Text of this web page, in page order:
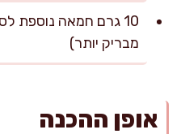
10 גרם חמאה נוספת
מבריק יותר)
אופן ההכנה